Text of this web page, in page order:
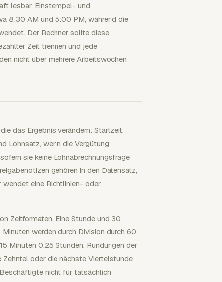
lesbar. Einstempel- und
8:30 AM und 5:00 PM, während die
Der Rechner sollte diese
Zeit trennen und jede
nicht über mehrere Arbeitswochen
das Ergebnis verändern: Startzeit,
Lohnsatz, wenn die Vergütung
sie keine Lohnabrechnungsfrage
gehören in den Datensatz,
wendet eine Richtlinien- oder
Zeitformaten. Eine Stunde und 30
werden durch Division durch 60
Minuten 0,25 Stunden. Rundungen der
oder die nächste Viertelstunde
nicht für tatsächlich